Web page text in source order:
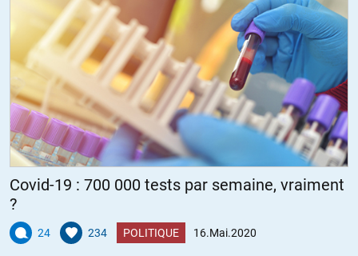
Covid-19 : 700 000 tests par semaine, vraiment
?
24 234 POLITIQUE 16.Mai.2020